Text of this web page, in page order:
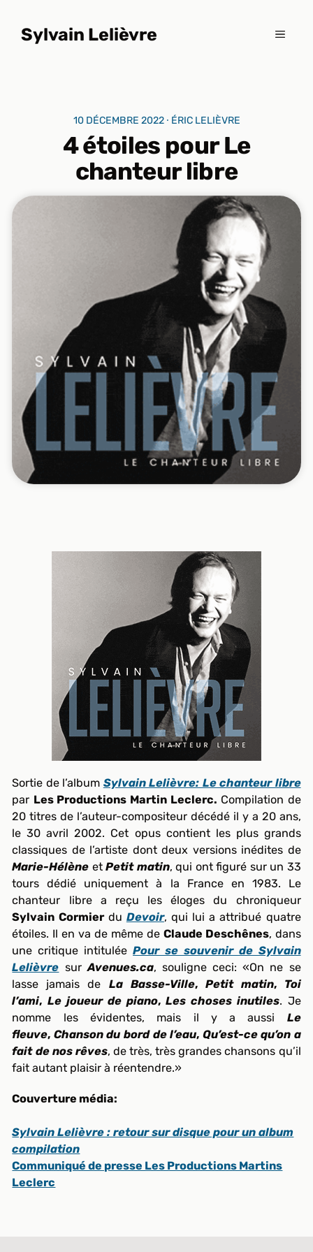
contenuSylvain Lelièvre MENU
4 étoiles pour Le
chanteur libre
10 DÉCEMBRE 2022 ⸱ ÉRIC LELIÈVRE
Sortie de l’album Sylvain Lelièvre: Le chanteur libre
par Les Productions Martin Leclerc. Compilation de
20 titres de l’auteur-compositeur décédé il y a 20 ans,
le 30 avril 2002. Cet opus contient les plus grands
classiques de l’artiste dont deux versions inédites de
Marie-Hélène etPetit matin, qui ont figuré sur un 33
tours dédié uniquement à la France en 1983. Le
chanteur libre a reçu les éloges du chroniqueur
Sylvain Cormierdu Devoir, qui lui a attribué quatre
étoiles. Il en va de même de Claude Deschênes, dans
une critique intituléePour se souvenir de Sylvain
Lelièvre surAvenues.ca, souligne ceci: «On ne se
lasse jamais de La Basse-Ville, Petit matin, Toi
l’ami, Le joueur de piano,Les choses inutiles. Je
nomme les évidentes, mais il y a aussi Le
fleuve, Chanson du bord de l’eau, Qu’est-ce qu’on a
fait de nos rêves, de très, très grandes chansons qu’il
fait autant plaisir à réentendre.»
Couverture média:
Sylvain Lelièvre : retour sur disque pour un album
compilation
Communiqué de presse Les Productions Martins
Leclerc